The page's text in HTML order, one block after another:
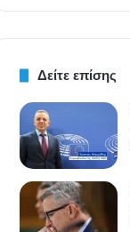
Δείτε επίσης